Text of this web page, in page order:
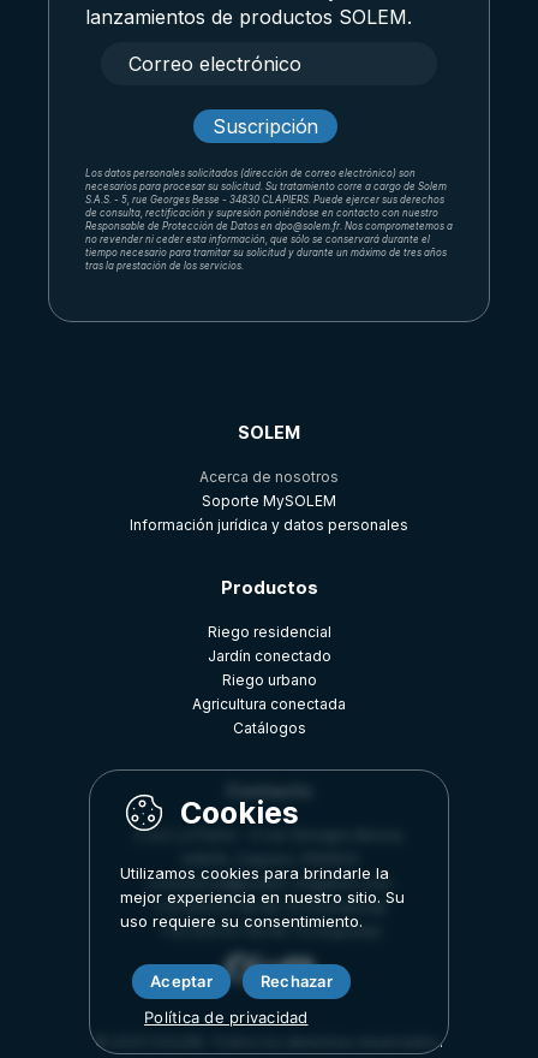
lanzamientos de productos SOLEM.
Los datos personales solicitados (dirección de correo electrónico) son
necesarios para procesar su solicitud. Su tratamiento corre a cargo de Solem
S.A.S. - 5, rue Georges Besse - 34830 CLAPIERS. Puede ejercer sus derechos
de consulta, rectificación y supresión poniéndose en contacto con nuestro
Responsable de Protección de Datos en dpo@solem.fr. Nos comprometemos a
no revender ni ceder esta información, que sólo se conservará durante el
tiempo necesario para tramitar su solicitud y durante un máximo de tres años
tras la prestación de los servicios.
SOLEM
Acerca de nosotros
Soporte MySOLEM
Información jurídica y datos personales
Productos
Riego residencial
Jardín conectado
Riego urbano
Agricultura conectada
Catálogos
Z.A.E La Plaine - 5 rue Georges Besse,
commercial@solem-irrigation.com
+33 (0)4 67 59 99 75 (Comercial)
+33 (0)4 67 59 99 73 (Soporte)
© 2024 SOLEM. Todos los derechos reservados.
Utilizamos cookies para brindarle la
mejor experiencia en nuestro sitio. Su
uso requiere su consentimiento.
Aceptar
Rechazar
Política de privacidad